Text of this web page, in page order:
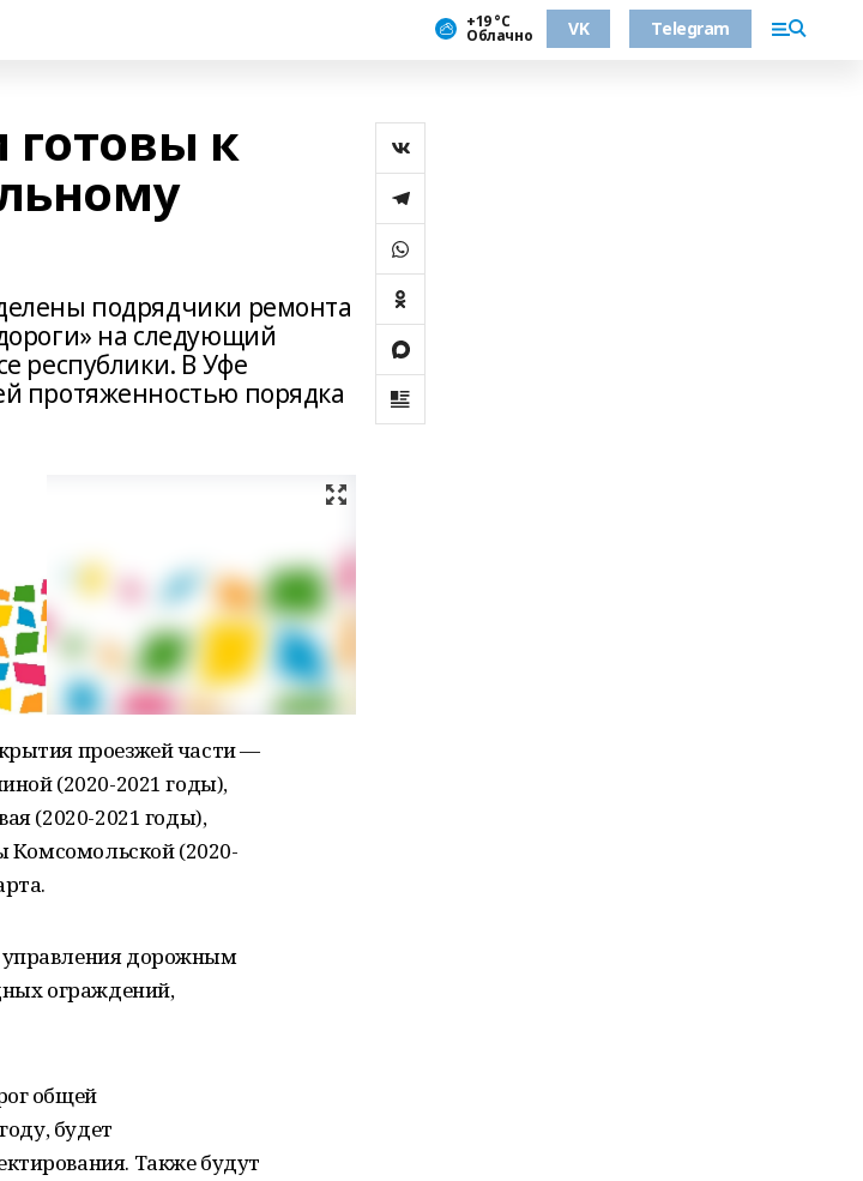
+19 °С
Облачно VK Telegram
к
подрядчики ремонта
на следующий
республики. В Уфе
протяженностью порядка
проезжей части —
(2020-2021 годы),
(2020-2021 годы),
Комсомольской (2020-
управления дорожным
ограждений,
общей
будет
Также будут